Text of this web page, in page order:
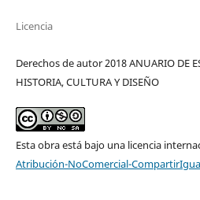
Licencia
Derechos de autor 2018 ANUARIO DE
HISTORIA, CULTURA Y DISEÑO
Esta obra está bajo una licencia
Atribución-NoComercial-